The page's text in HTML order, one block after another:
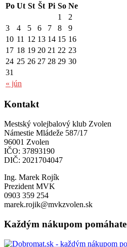
Po Ut St Št Pi So Ne
« jún
1
2
3
4 5 6 7 8
9
10 11 12 13 14 15 16
17 18 19 20 21 22 23
24 25 26 27 28 29 30
31
Kontakt
Mestský volejbalový klub Zvolen
Námestie Mládeže 587/17
96001 Zvolen
IČO: 37893190
DIČ: 2021704047
Ing. Marek Rojík
Prezident MVK
0903 359 254
marek.rojik@mvkzvolen.sk
Každým nákupom pomáhate